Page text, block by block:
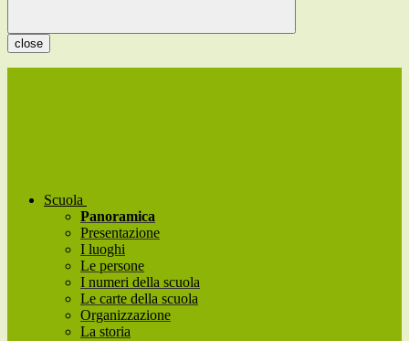
close
Scuola
Panoramica
Presentazione
I luoghi
Le persone
I numeri della scuola
Le carte della scuola
Organizzazione
La storia